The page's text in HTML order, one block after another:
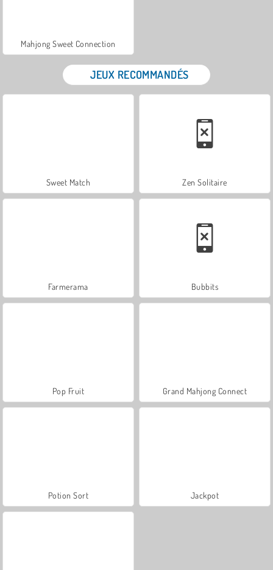
Mahjong Sweet Connection
JEUX RECOMMANDÉS
Sweet Match Zen Solitaire
Farmerama Bubbits
Pop Fruit Grand Mahjong Connect
Potion Sort Jackpot